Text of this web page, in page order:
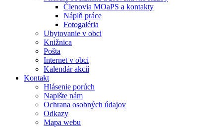
Členovia MOaPS a kontakty
Náplň práce
Fotogaléria
Ubytovanie v obci
Knižnica
Pošta
Internet v obci
Kalendár akcií
Kontakt
Hlásenie porúch
Napište nám
Ochrana osobných údajov
Odkazy
Mapa webu